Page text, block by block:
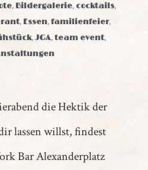
, Bildergalerie, cocktails,
, Essen,familienfeier,
,JGA,team event,
die Hektik der
lassen willst, findest
Bar Alexanderplatz